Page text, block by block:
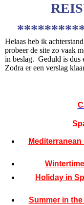
Helaas heb ik
probeer de site zo vaak
in beslag. Geduld is dus
Zodra er een verslag
Mediterranean
Holiday in
Summer in